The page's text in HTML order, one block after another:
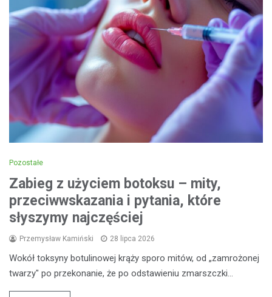
Pozostałe
Zabieg z użyciem botoksu – mity,
przeciwwskazania i pytania, które
słyszymy najczęściej
Przemysław Kamiński 28 lipca 2026
Wokół toksyny botulinowej krąży sporo mitów, od „zamrożonej
twarzy" po przekonanie, że po odstawieniu zmarszczki…